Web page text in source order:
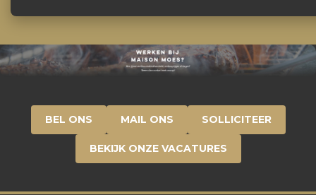
BEL ONS MAIL ONS SOLLICITEER
BEKIJK ONZE VACATURES